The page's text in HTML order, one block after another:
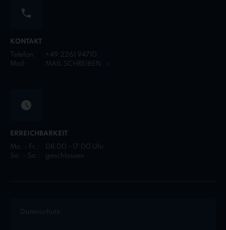
KONTAKT
Telefon:
+49 2261 94710
Mail:
MAIL SCHREIBEN
ERREICHBARKEIT
Mo. - Fr.:
08:00 - 17:00 Uhr
Sa. - So.:
geschlossen
Datenschutz